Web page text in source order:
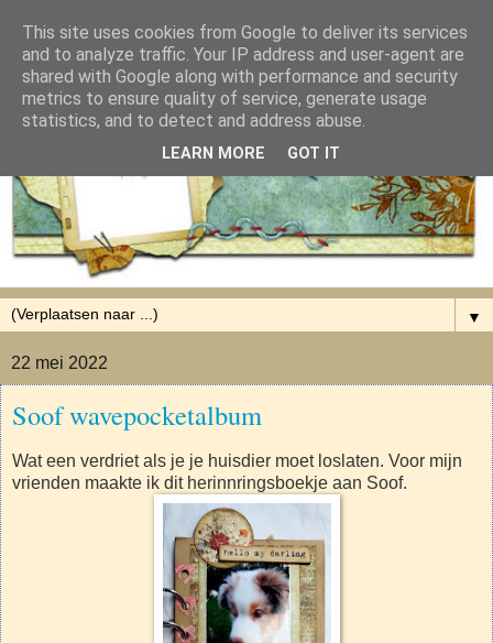
▼
22 mei 2022
Soof wavepocketalbum
Wat een verdriet als je je huisdier moet loslaten. Voor mijn
vrienden maakte ik dit herinnringsboekje aan Soof.
This site uses cookies from Google to deliver its services
and to analyze traffic. Your IP address and user-agent are
shared with Google along with performance and security
metrics to ensure quality of service, generate usage
statistics, and to detect and address abuse.
LEARN MORE GOT IT